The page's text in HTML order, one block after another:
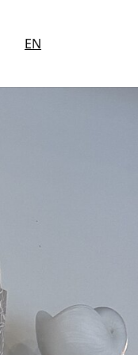
for "Service"
EN